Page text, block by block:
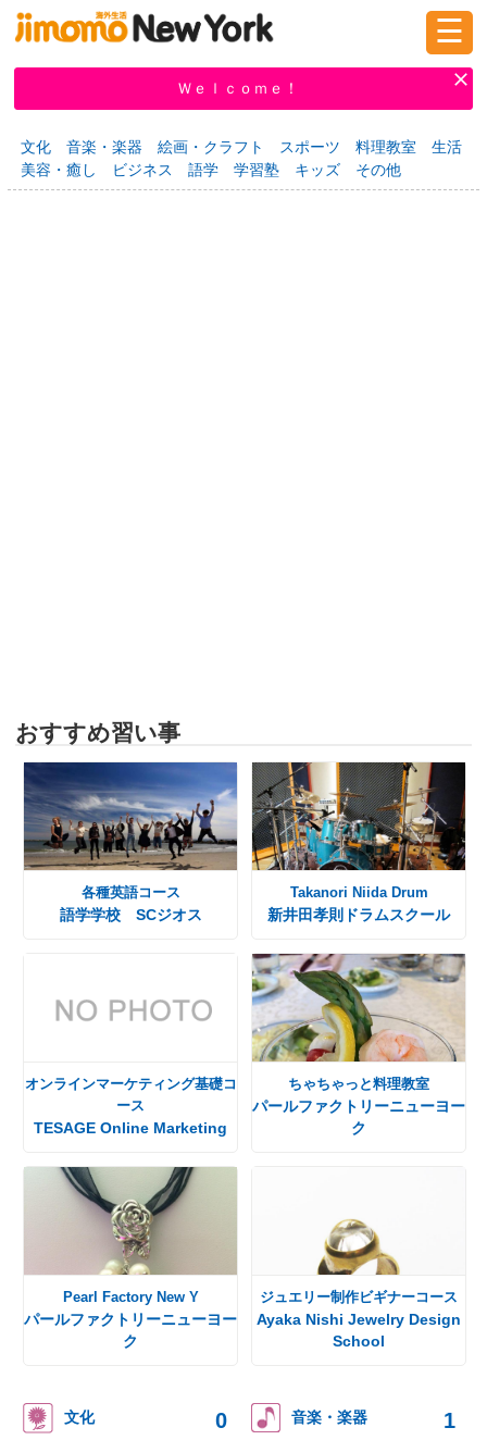
掲示板 タウン情報 教えて！
☰
Ｗｅｌｃｏｍｅ！
文化 音楽・楽器 絵画・クラフト スポーツ 料理教室
生活
美容・癒し
ビジネス 語学 学習塾 キッズ その他
おすすめ習い事
各種英語コース
語学学校 SCジオス
Takanori Niida Drum
新井田孝則ドラムスクール
オンラインマーケティング基礎コ
ース
TESAGE Online Marketing
ちゃちゃっと料理教室
パールファクトリーニューヨー
ク
Pearl Factory New Y
パールファクトリーニューヨー
ク
ジュエリー制作ビギナーコース
Ayaka Nishi Jewelry Design
School
文化 0 音楽・楽器 1